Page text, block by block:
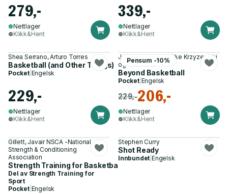
279,-
Nettlager
Klikk&Hent
339,-
Nettlager
Klikk&Hent
Shea Serrano, Arturo Torres
Basketball (and Other Things)
Pocket| Engelsk
229,-
Nettlager
Klikk&Hent
Pensum -10%
Jamie K Spatola, Mike Krzyzewski
og 1 annen
Beyond Basketball
Pocket| Engelsk
229,-206,-
Nettlager
Klikk&Hent
Gillett, Javair NSCA -National
Strength & Conditioning
Association
Strength Training for Basketball
Del av Strength Training for
Sport
Pocket| Engelsk
Stephen Curry
Shot Ready
Innbundet |Engelsk